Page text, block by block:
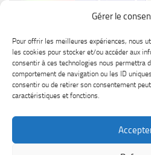
Gérer le
Pour offrir les meilleures expériences, nous
les cookies pour stocker et/ou accéder aux
consentir à ces technologies nous permettra
comportement de navigation ou les ID
consentir ou de retirer son consentement
caractéristiques et fonctions.